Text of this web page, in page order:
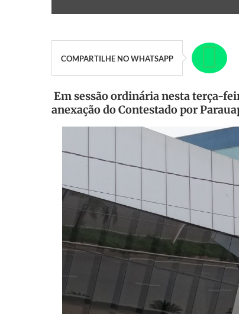
COMPARTILHE NO WHATSAPP
Em sessão ordinária nesta terça-
anexação do Contestado por